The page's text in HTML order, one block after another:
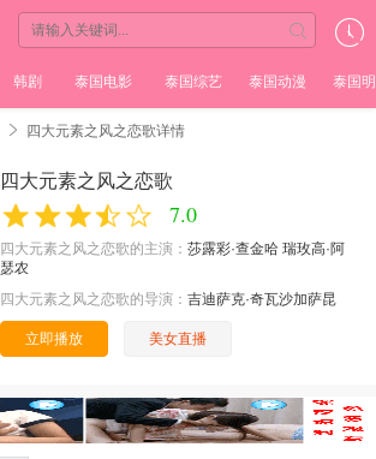
韩剧 泰国电影 泰国综艺 泰国动漫 泰国
四大元素之风之恋歌详情
四大元素之风之恋歌
7.0
四大元素之风之恋歌的主演： 莎露彩·查金哈 瑞玫高·阿
瑟农
四大元素之风之恋歌的导演： 吉迪萨克·奇瓦沙加萨昆
立即播放 美女直播